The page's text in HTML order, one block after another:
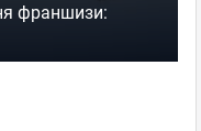
франшизи: